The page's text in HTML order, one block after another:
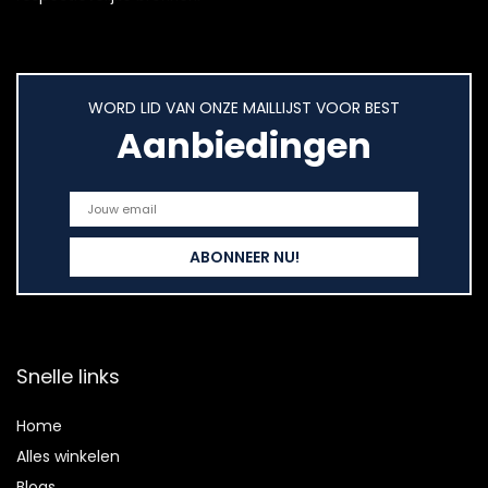
WORD LID VAN ONZE MAILLIJST VOOR BEST
Aanbiedingen
Snelle links
Home
Alles winkelen